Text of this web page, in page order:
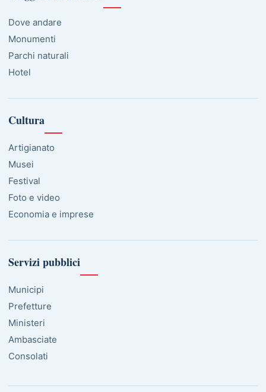
Dove andare
Monumenti
Parchi naturali
Hotel
Cultura
Artigianato
Musei
Festival
Foto e video
Economia e imprese
Servizi pubblici
Municipi
Prefetture
Ministeri
Ambasciate
Consolati